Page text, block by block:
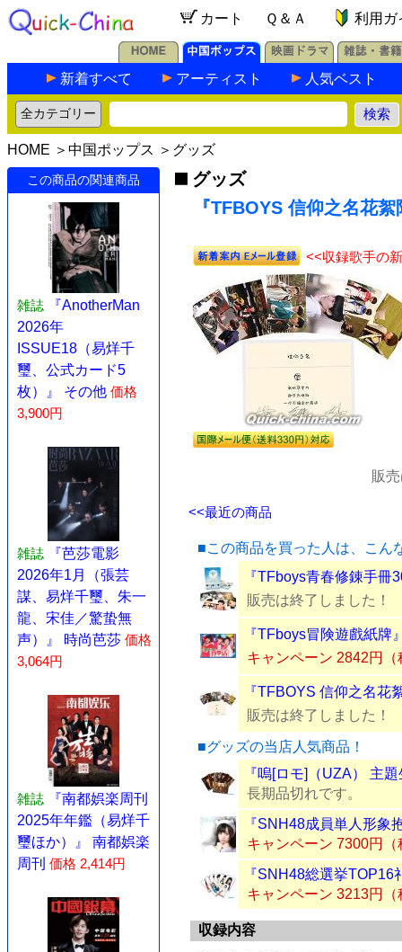
カート Ｑ＆Ａ 利用ガ
新着すべて アーティスト 人気ベスト
HOME ＞ 中国ポップス ＞ グッズ
この商品の関連商品
雑誌
『AnotherMan
2026年
ISSUE18（易烊千
璽、公式カード5
枚）』 その他 価格
3,900円
雑誌
『芭莎電影
2026年1月（張芸
謀、易烊千璽、朱一
龍、宋佳／驚蛰無
声）』 時尚芭莎 価格
3,064円
雑誌
『南都娯楽周刊
2025年年鑑（易烊千
璽ほか）』 南都娯楽
周刊 価格 2,414円
グッズ
『TFBOYS 信仰之名花
<<収録歌手の
販
<<最近の商品
■この商品を買った人は、こん
『TFboys青春修錬手
販売は終了しました！
『TFboys冒険遊戲紙牌
キャンペーン 2842円（
『TFBOYS 信仰之名花
販売は終了しました！
■グッズの当店人気商品！
『嗚[ロモ]（UZA） 主
長期品切れです。
『SNH48成員単人形象
キャンペーン 7300円（
『SNH48総選挙
キャンペーン 3213円（
収録内容